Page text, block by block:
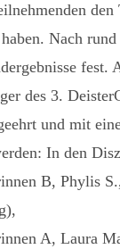
den
Nach
fest.
des 3.
und mit
In den
B, Phylis
A, Laura